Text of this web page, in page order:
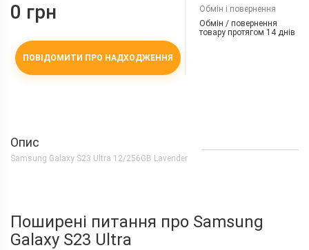
0 грн
ПОВІДОМИТИ ПРО НАДХОДЖЕННЯ
Обмін і повернення
Обмін / повернення
товару протягом 14 днів
Опис
Samsung Galaxy S23 Ultra 12/256GB Lavender
Поширені питання про Samsung
Galaxy S23 Ultra